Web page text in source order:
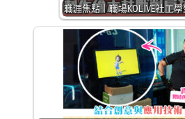
職涯焦點｜職場KOL IVE社工